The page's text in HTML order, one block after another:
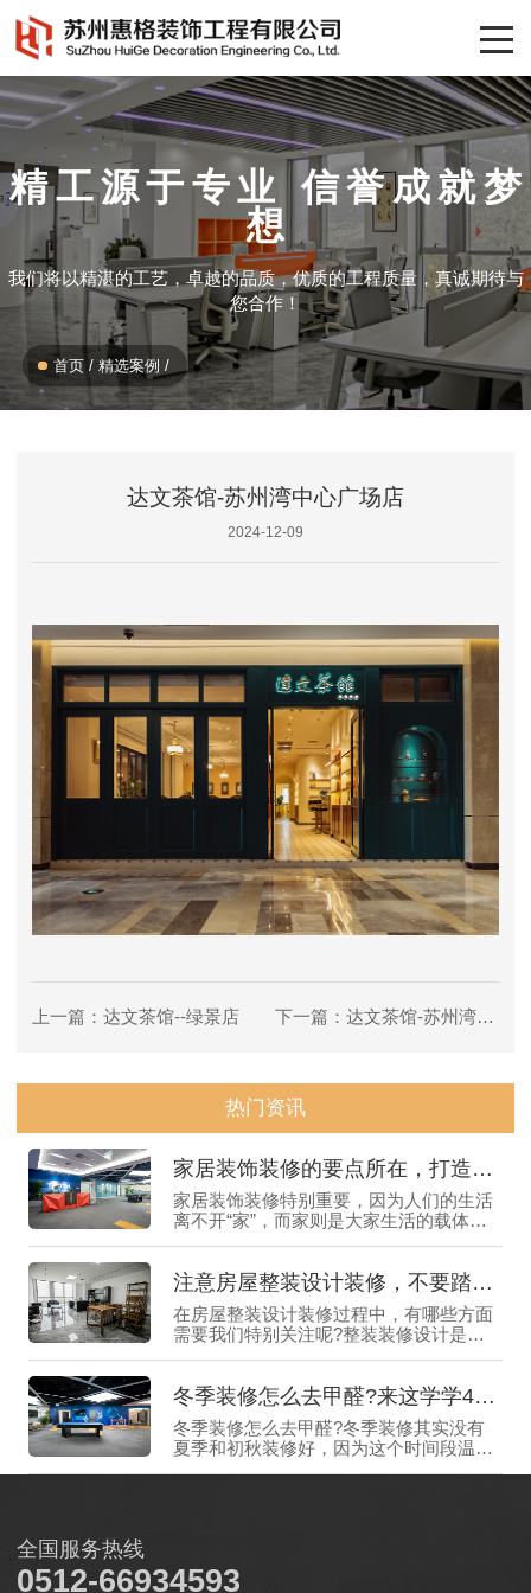
精工源于专业 信誉成就梦
想
我们将以精湛的工艺，卓越的品质，优质的工程质量，真诚期待与
您合作！
首页/ 精选案例 /
达文茶馆-苏州湾中心广场店
2024-12-09
上一篇：达文茶馆--绿景店 下一篇：达文茶馆-苏州湾中心广场店
热门资讯
家居装饰装修的要点所在，打造舒适生活的关键
家居装饰装修特别重要，因为人们的生活
离不开“家”，而家则是大家生活的载体，
行家居装饰装修就显得尤为重要了，为了
帮助大家更好地理解和应用家居装修装饰
的相关知识，下面惠格装饰就来给大家仔
细介绍一下。
注意房屋整装设计装修，不要踏进“雷区”
在房屋整装设计装修过程中，有哪些方面
需要我们特别关注呢?整装装修设计是全
馨港湾，每一个细节都可能影响到我们的
生活质量，所以如果选择房屋整装设计装
修的话，需要提前了解一些细节与要点，
那么下面惠格装饰就来给大家介绍一下。
冬季装修怎么去甲醛?来这学学4个好窍门
冬季装修怎么去甲醛?冬季装修其实没有
夏季和初秋装修好，因为这个时间段温度
较高，更有利于室内甲醛的挥发，而冬季
下面惠格装饰就来给大家介绍一下。
全国服务热线
0512-66934593